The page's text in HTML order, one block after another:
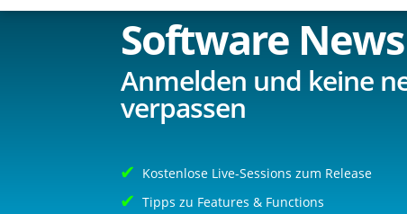
Software News
Anmelden und keine
verpassen
Kostenlose Live-Sessions zum Release
Tipps zu Features & Functions